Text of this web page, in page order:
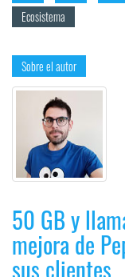
Ecosistema
Sobre el autor
50 GB y
mejora de
sus clientes